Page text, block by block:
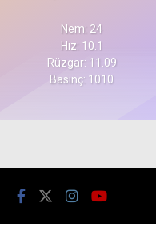
Nem: 24
Hız: 10.1
Rüzgar: 11.09
Basınç: 1010